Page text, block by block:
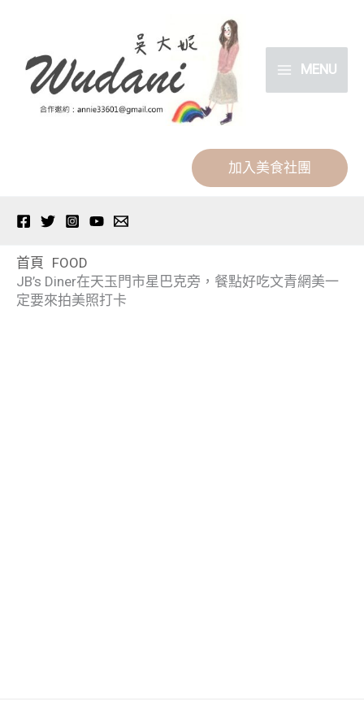
MENU
加入美食社團
首頁 FOOD
JB’s Diner在天玉門市星巴克旁，餐點好吃文青網美一
定要來拍美照打卡